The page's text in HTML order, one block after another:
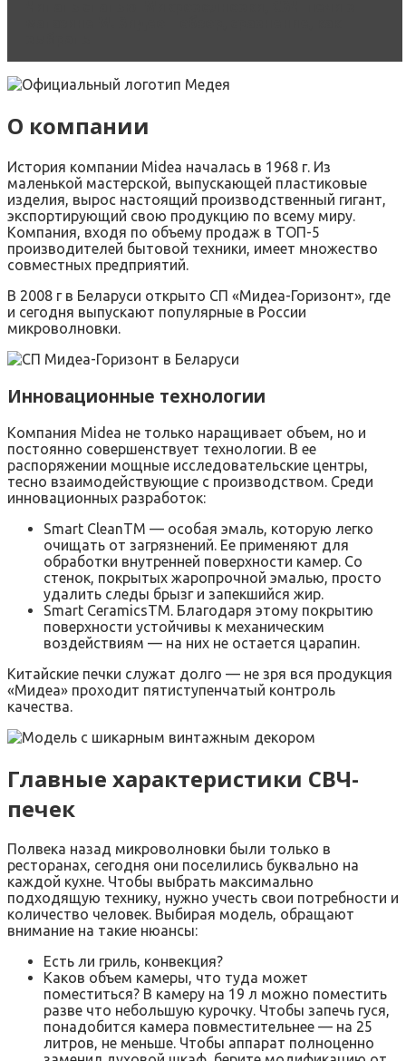
О компании
История компании Midea началась в 1968 г. Из
маленькой мастерской, выпускающей пластиковые
изделия, вырос настоящий производственный гигант,
экспортирующий свою продукцию по всему миру.
Компания, входя по объему продаж в ТОП-5
производителей бытовой техники, имеет множество
совместных предприятий.
В 2008 г в Беларуси открыто СП «Мидеа-Горизонт», где
и сегодня выпускают популярные в России
микроволновки.
Инновационные технологии
Компания Midea не только наращивает объем, но и
постоянно совершенствует технологии. В ее
распоряжении мощные исследовательские центры,
тесно взаимодействующие с производством. Среди
инновационных разработок:
Smart CleanТM — особая эмаль, которую легко
очищать от загрязнений. Ее применяют для
обработки внутренней поверхности камер. Со
стенок, покрытых жаропрочной эмалью, просто
удалить следы брызг и запекшийся жир.
Smart CeramicsТM. Благодаря этому покрытию
поверхности устойчивы к механическим
воздействиям — на них не остается царапин.
Китайские печки служат долго — не зря вся продукция
«Мидеа» проходит пятиступенчатый контроль
качества.
Главные характеристики СВЧ-
печек
Полвека назад микроволновки были только в
ресторанах, сегодня они поселились буквально на
каждой кухне. Чтобы выбрать максимально
подходящую технику, нужно учесть свои потребности и
количество человек. Выбирая модель, обращают
внимание на такие нюансы:
Есть ли гриль, конвекция?
Каков объем камеры, что туда может
поместиться? В камеру на 19 л можно поместить
разве что небольшую курочку. Чтобы запечь гуся,
понадобится камера повместительнее — на 25
литров, не меньше. Чтобы аппарат полноценно